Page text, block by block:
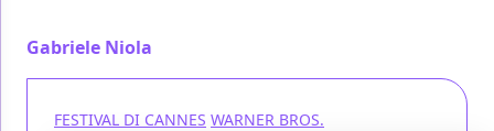
Gabriele Niola
FESTIVAL DI CANNES WARNER BROS.